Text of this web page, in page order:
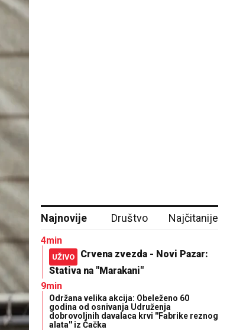
Najnovije Društvo Najčitanije
4min
UŽIVO
Crvena zvezda - Novi Pazar:
Stativa na "Marakani"
9min
Održana velika akcija: Obeleženo 60
godina od osnivanja Udruženja
dobrovoljnih davalaca krvi ''Fabrike reznog
alata'' iz Čačka